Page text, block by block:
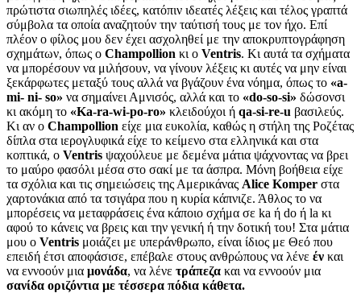
πρώτιστα σιωπηλές ιδέες, κατόπιν ιδεατές λέξεις και τέλος γραπτά
σύμβολα τα οποία αναζητούν την ταύτισή τους με τον ήχο. Επί
πλέον ο φίλος μου δεν έχει ασχοληθεί με την αποκρυπτογράφηση
σχημάτων, όπως ο Champollion κι ο Ventris. Κι αυτά τα σχήματα
να μπορέσουν να μιλήσουν, να γίνουν λέξεις κι αυτές να μην είναι
ξεκάρφωτες μεταξύ τους αλλά να βγάζουν ένα νόημα, όπως το «a-
mi- ni- so» να σημαίνει Αμνισός, αλλά και το «do-so-si» δώσονσι
κι ακόμη το «Ka-ra-wi-po-ro» κλειδούχοι ή qa-si-re-u βασιλεύς.
Κι αν ο Champollion είχε μια ευκολία, καθώς η στήλη της Ροζέτας
δίπλα στα ιερογλυφικά είχε το κείμενο στα ελληνικά και στα
κοπτικά, ο Ventris ψαχούλευε με δεμένα μάτια ψάχνοντας να βρει
το μαύρο φασόλι μέσα στο σακί με τα άσπρα. Μόνη βοήθεια είχε
τα σχόλια και τις σημειώσεις της Αμερικάνας Alice Komper στα
χαρτονάκια από τα τσιγάρα που η κυρία κάπνιζε. Άθλος το να
μπορέσεις να μεταφράσεις ένα κάποιο σχήμα σε ka ή do ή la κι
αφού το κάνεις να βρεις και την γενική ή την δοτική του! Στα μάτια
μου ο Ventris μοιάζει με υπεράνθρωπο, είναι ίδιος με Θεό που
επειδή έτσι αποφάσισε, επέβαλε στους ανθρώπους να λένε έν και
να εννοούν μια μονάδα, να λένε τράπεζα και να εννοούν μια
σανίδα οριζόντια με τέσσερα πόδια κάθετα.